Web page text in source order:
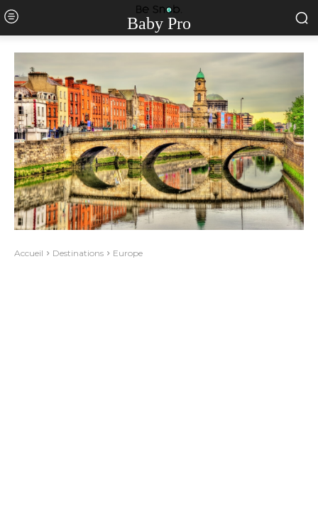
Baby Pro
Accueil Destinations Europe